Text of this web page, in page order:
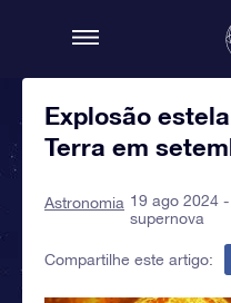
Explosão
Terra em
Astronomia 19 ago 2024 -
supernova
Compartilhe este artigo: